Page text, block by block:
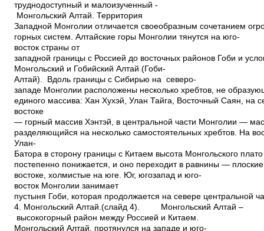
труднодоступный и малоизученный ­
Монгольский Алтай. Территория
Западной Монголии отличается своеобразным сочетанием
горных систем. Алтайские горы Монголии тянутся на юго­
восток страны от
западной границы с Россией до восточных районов Гоби и
Монгольский и Гобийский Алтай (Гоби­
Алтай). Вдоль границы с Сибирью на северо­
западе Монголии расположены несколько хребтов, не
единого массива: Хан Хухэй, Улан Тайга, Восточный Саян, на
востоке
— горный массив Хэнтэй, в центральной части Монголии —
разделяющийся на несколько самостоятельных хребтов. На
Улан­
Батора в сторону границы с Китаем высота Монгольского
постепенно понижается, и оно переходит в равнины —
востоке, холмистые на юге. Юг, юго­запад и юго­
восток Монголии занимает
пустыня Гоби, которая продолжается на севере центральной
4. Монгольский Алтай.(слайд 4). Монгольский Алтай –
высокогорный район между Россией и Китаем.
Монгольский Алтай, протянулся на западе и юго­